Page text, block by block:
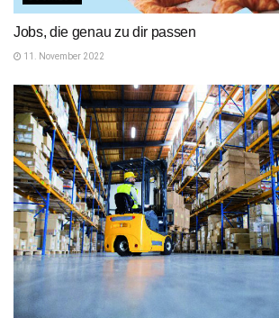
Jobs, die genau zu dir passen
11. November 2022